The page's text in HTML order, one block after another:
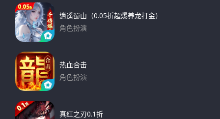
逍遥蜀山（0.05折超爆养龙打金）
角色扮演
热血合击
角色扮演
真红之刃0.1折